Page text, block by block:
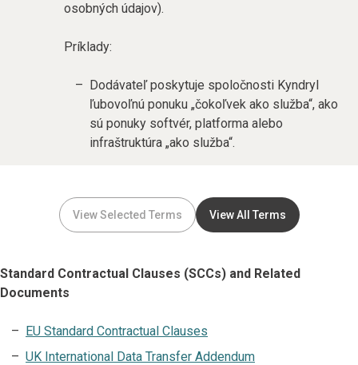
osobných údajov).
Príklady:
Dodávateľ poskytuje spoločnosti Kyndryl
ľubovoľnú ponuku „čokoľvek ako služba“, ako
sú ponuky softvér, platforma alebo
infraštruktúra „ako služba“.
View Selected Terms View All Terms
Standard Contractual Clauses (SCCs) and Related
Documents
EU Standard Contractual Clauses
UK International Data Transfer Addendum